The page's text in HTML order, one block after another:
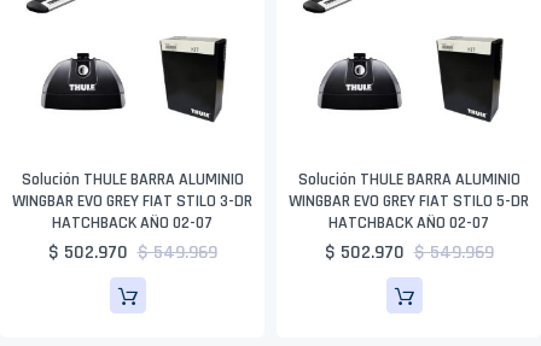
Solución THULE BARRA ALUMINIO
WINGBAR EVO GREY FIAT STILO 3-DR
HATCHBACK AÑO 02-07
$ 502.970 $ 549.969
Solución THULE BARRA ALUMINIO
WINGBAR EVO GREY FIAT STILO 5-DR
HATCHBACK AÑO 02-07
$ 502.970 $ 549.969